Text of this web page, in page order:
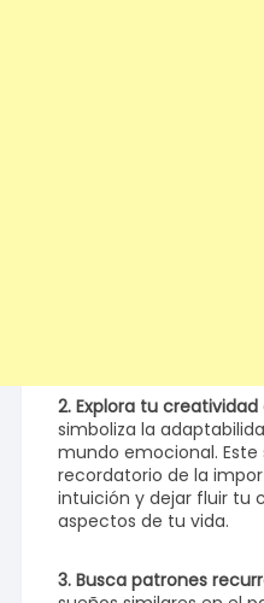
2. Explora tu
simboliza la
mundo emocional.
recordatorio de la
intuición y dejar fluir tu
aspectos de tu vida.
3. Busca patrones